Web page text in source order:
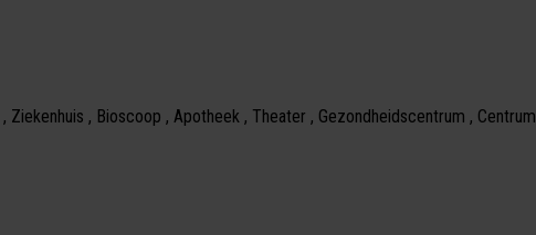
Ziekenhuis , Bioscoop , Apotheek , Theater , Gezondheidscentrum , Centrum